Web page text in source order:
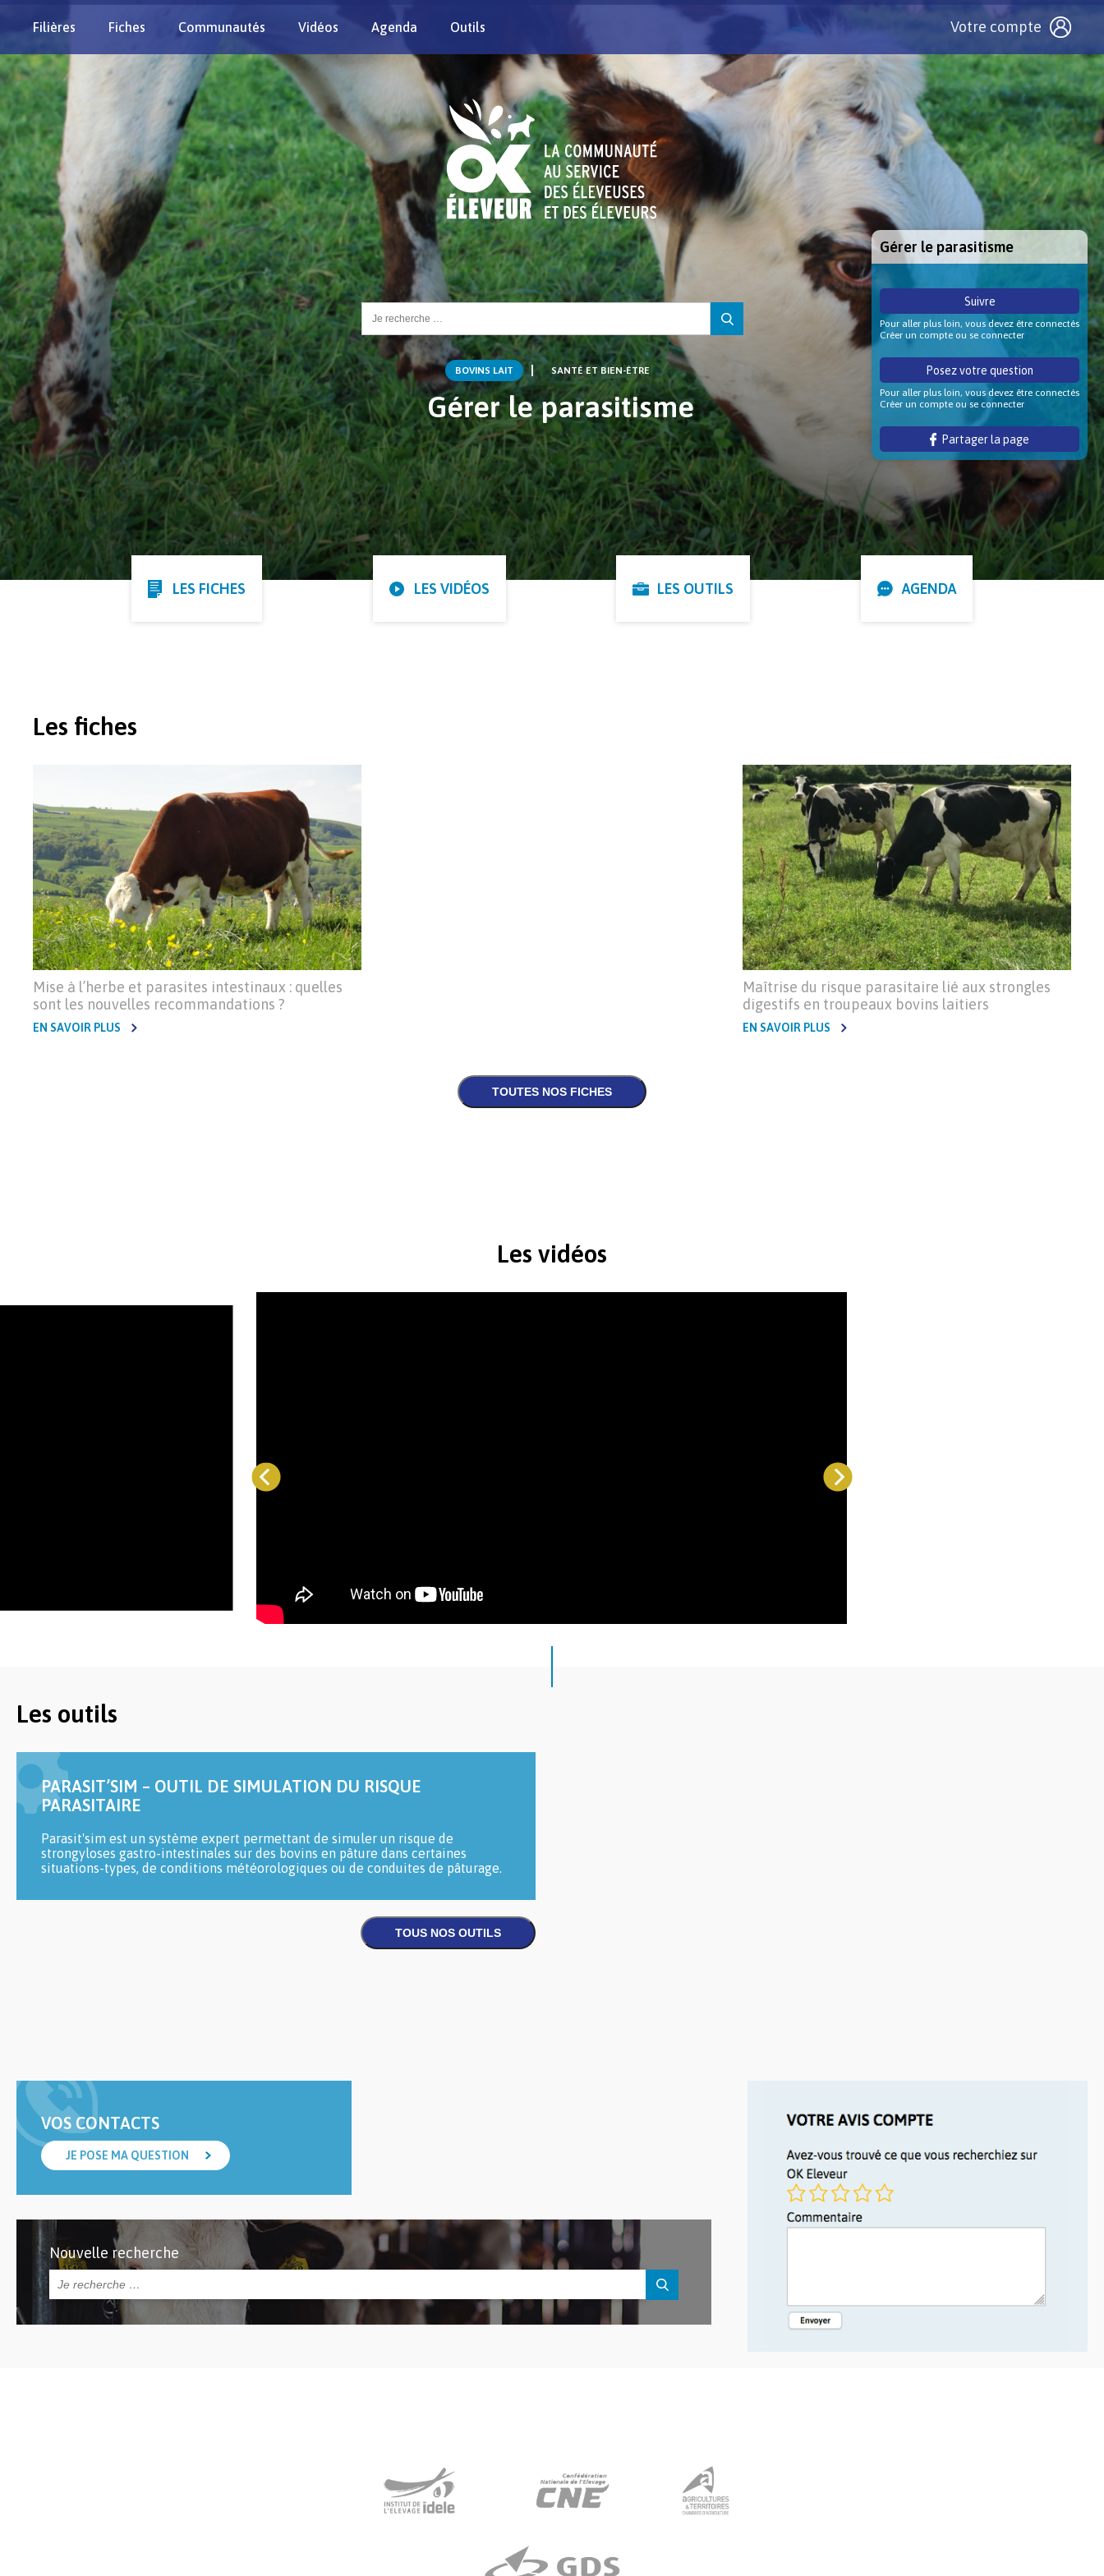
Filières Fiches Communautés Vidéos Agenda Outils Votre compte
Rechercher :
BOVINS LAIT SANTÉ ET BIEN-ÊTRE
Gérer le parasitisme
LES FICHES LES VIDÉOS LES OUTILS AGENDA
Les fiches
Mise à l’herbe et parasites intestinaux : quelles
sont les nouvelles recommandations ?
EN SAVOIR PLUS
Maîtrise du risque parasitaire lié aux strongles
digestifs en troupeaux bovins laitiers
EN SAVOIR PLUS
Les vidéos
Les outils
PARASIT’SIM – OUTIL DE SIMULATION DU RISQUE
PARASITAIRE
Parasit'sim est un système expert permettant de simuler un risque de
strongyloses gastro-intestinales sur des bovins en pâture dans certaines
situations-types, de conditions météorologiques ou de conduites de pâturage.
VOS CONTACTS
JE POSE MA QUESTION
Nouvelle recherche
Gérer le parasitisme
Suivre
Pour aller plus loin, vous devez être connectés
Créer un compte ou se connecter
Posez votre question
Pour aller plus loin, vous devez être connectés
Créer un compte ou se connecter
Partager la page